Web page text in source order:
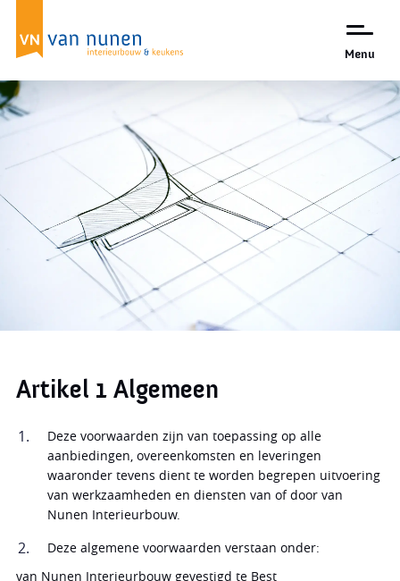
Menu
Algemene
voorwaarden
Artikel 1 Algemeen
Deze voorwaarden zijn van toepassing op alle
aanbiedingen, overeenkomsten en leveringen
waaronder tevens dient te worden begrepen uitvoering
van werkzaamheden en diensten van of door van
Nunen Interieurbouw.
Deze algemene voorwaarden verstaan onder:
van Nunen Interieurbouw gevestigd te Best